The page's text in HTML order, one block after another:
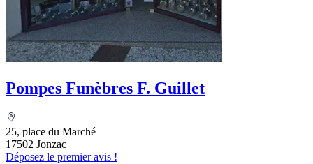
Pompes Funèbres F. Guillet
25, place du Marché
17502 Jonzac
Déposez le premier avis !